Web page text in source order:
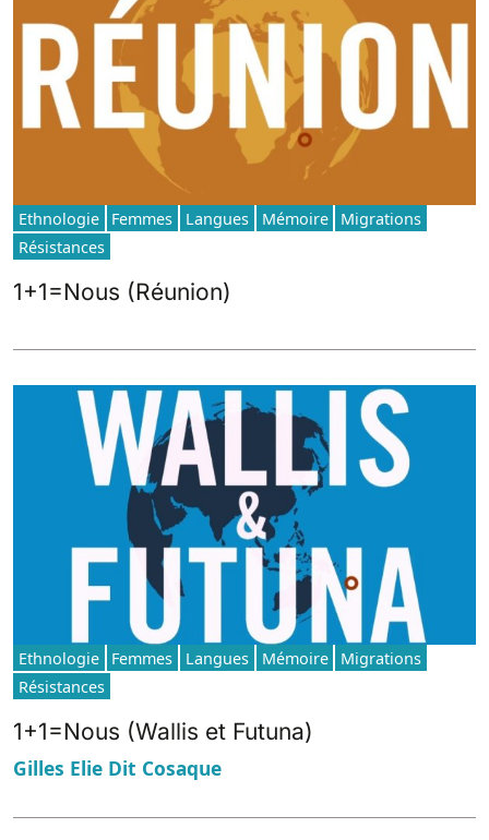
Ethnologie Femmes Langues Mémoire
Migrations
Résistances
1+1=Nous (Réunion)
Ethnologie Femmes Langues Mémoire
Migrations
Résistances
1+1=Nous (Wallis et Futuna)
Gilles Elie Dit Cosaque